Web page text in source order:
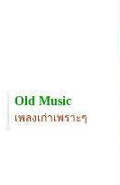
Old Music
เพลงเก่าเพราะๆ